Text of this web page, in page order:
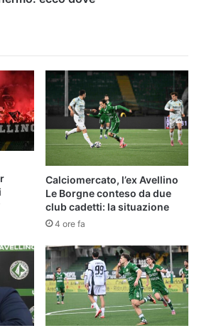
Calciomercato, l’ex Avellino
Le Borgne conteso da due
club cadetti: la situazione
4 ore fa